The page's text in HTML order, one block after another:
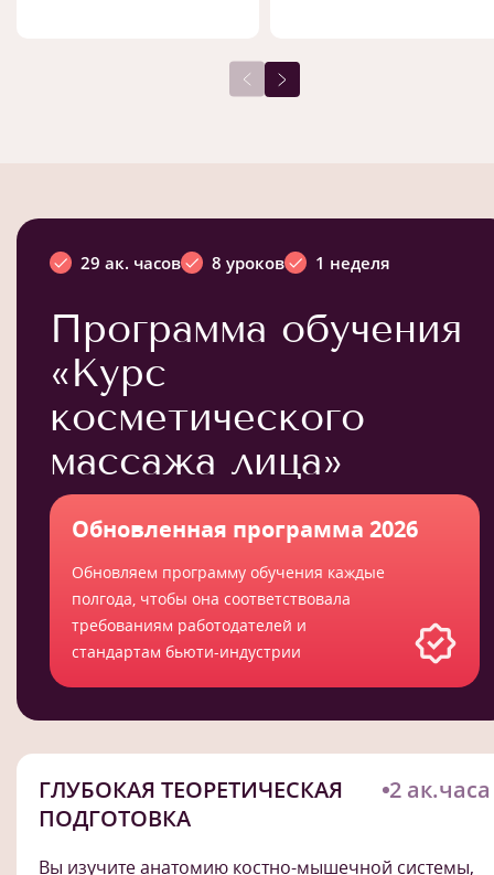
29 ак. часов 8 уроков 1 неделя
Программа обучения
«Курс
косметического
массажа лица»
Обновленная программа 2026
Обновляем программу обучения каждые
полгода, чтобы она соответствовала
требованиям работодателей и
стандартам бьюти-индустрии
ГЛУБОКАЯ ТЕОРЕТИЧЕСКАЯ
ПОДГОТОВКА
2 ак.часа
Вы изучите анатомию костно-мышечной системы,